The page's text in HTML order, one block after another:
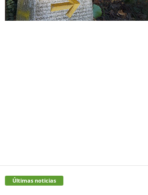
Últimas noticias